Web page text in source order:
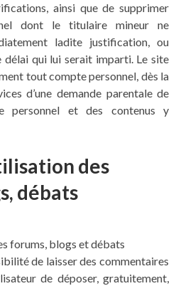
ainsi que de supprimer
dont le titulaire mineur ne
ladite justification, ou
délai qui lui serait imparti. Le site
tout compte personnel, dès la
d’une demande parentale de
personnel et des contenus y
des
débats
forums, blogs et débats
de laisser des commentaires
de déposer, gratuitement,